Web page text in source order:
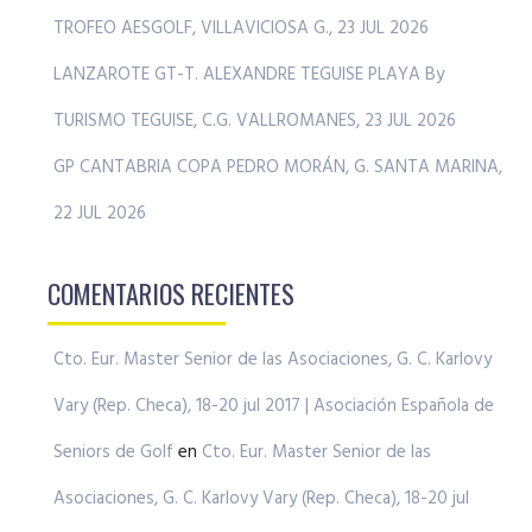
TROFEO AESGOLF, VILLAVICIOSA G., 23 JUL 2026
LANZAROTE GT-T. ALEXANDRE TEGUISE PLAYA By
TURISMO TEGUISE, C.G. VALLROMANES, 23 JUL 2026
GP CANTABRIA COPA PEDRO MORÁN, G. SANTA MARINA,
22 JUL 2026
COMENTARIOS RECIENTES
Cto. Eur. Master Senior de las Asociaciones, G. C. Karlovy
Vary (Rep. Checa), 18-20 jul 2017 | Asociación Española de
Seniors de Golf en Cto. Eur. Master Senior de las
Asociaciones, G. C. Karlovy Vary (Rep. Checa), 18-20 jul